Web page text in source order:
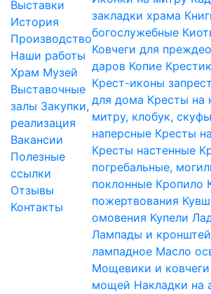
Выставки
История
Производство
Наши работы
Храм Музей
Выставочные
залы Закупки,
реализация
Вакансии
Полезные
ссылки
Отзывы
Контакты
закладки храма
богослужебные
Ковчеги для
даров Копие
Крест-иконы
для дома Кресты на
митру, клобук,
наперсные Кресты
Кресты настенные
погребальные,
поклонные Кропило
пожертвования
омовения Купели
Лампады и
лампадное Масло
Мощевики и
мощей Накладки на